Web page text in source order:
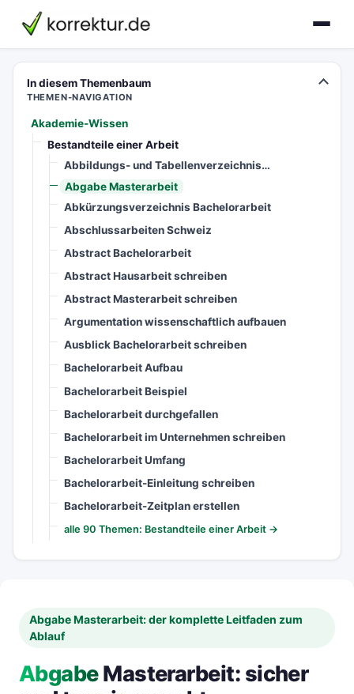
korrektur.de
In diesem Themenbaum
THEMEN-NAVIGATION
Akademie-Wissen
Bestandteile einer Arbeit
Abbildungs- und Tabellenverzeichnis…
Abgabe Masterarbeit
Abkürzungsverzeichnis Bachelorarbeit
Abschlussarbeiten Schweiz
Abstract Bachelorarbeit
Abstract Hausarbeit schreiben
Abstract Masterarbeit schreiben
Argumentation wissenschaftlich aufbauen
Ausblick Bachelorarbeit schreiben
Bachelorarbeit Aufbau
Bachelorarbeit Beispiel
Bachelorarbeit durchgefallen
Bachelorarbeit im Unternehmen schreiben
Bachelorarbeit Umfang
Bachelorarbeit-Einleitung schreiben
Bachelorarbeit-Zeitplan erstellen
alle 90 Themen: Bestandteile einer Arbeit →
Abgabe Masterarbeit: der komplette Leitfaden zum
Ablauf
AbgabeMasterarbeit: sicher